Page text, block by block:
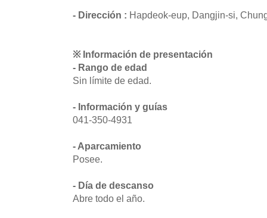
- Dirección : Hapdeok-eup, Dangjin-si,
※ Información de presentación
- Rango de edad
Sin límite de edad.
- Información y guías
041-350-4931
- Aparcamiento
Posee.
- Día de descanso
Abre todo el año.